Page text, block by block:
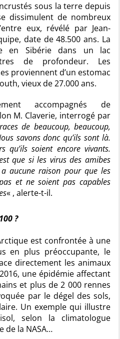
sous la terre depuis
dissimulent de nombreux
eux, révélé par Jean-
date de 48.500 ans. La
en Sibérie dans un lac
de profondeur. Les
proviennent d’un estomac
vieux de 27.000 ans.
accompagnés de
M. Claverie, interrogé par
de beaucoup, beaucoup,
savons donc qu’ils sont là.
qu’ils soient encore vivants.
que si les virus des amibes
aucune raison pour que les
et ne soient pas capables
« , alerte-t-il.
?
est confrontée à une
en plus préoccupante, le
directement les animaux
une épidémie affectant
et plus de 2 000 rennes
par le dégel des sols,
Un exemple qui illustre
selon la climatologue
de la NASA…